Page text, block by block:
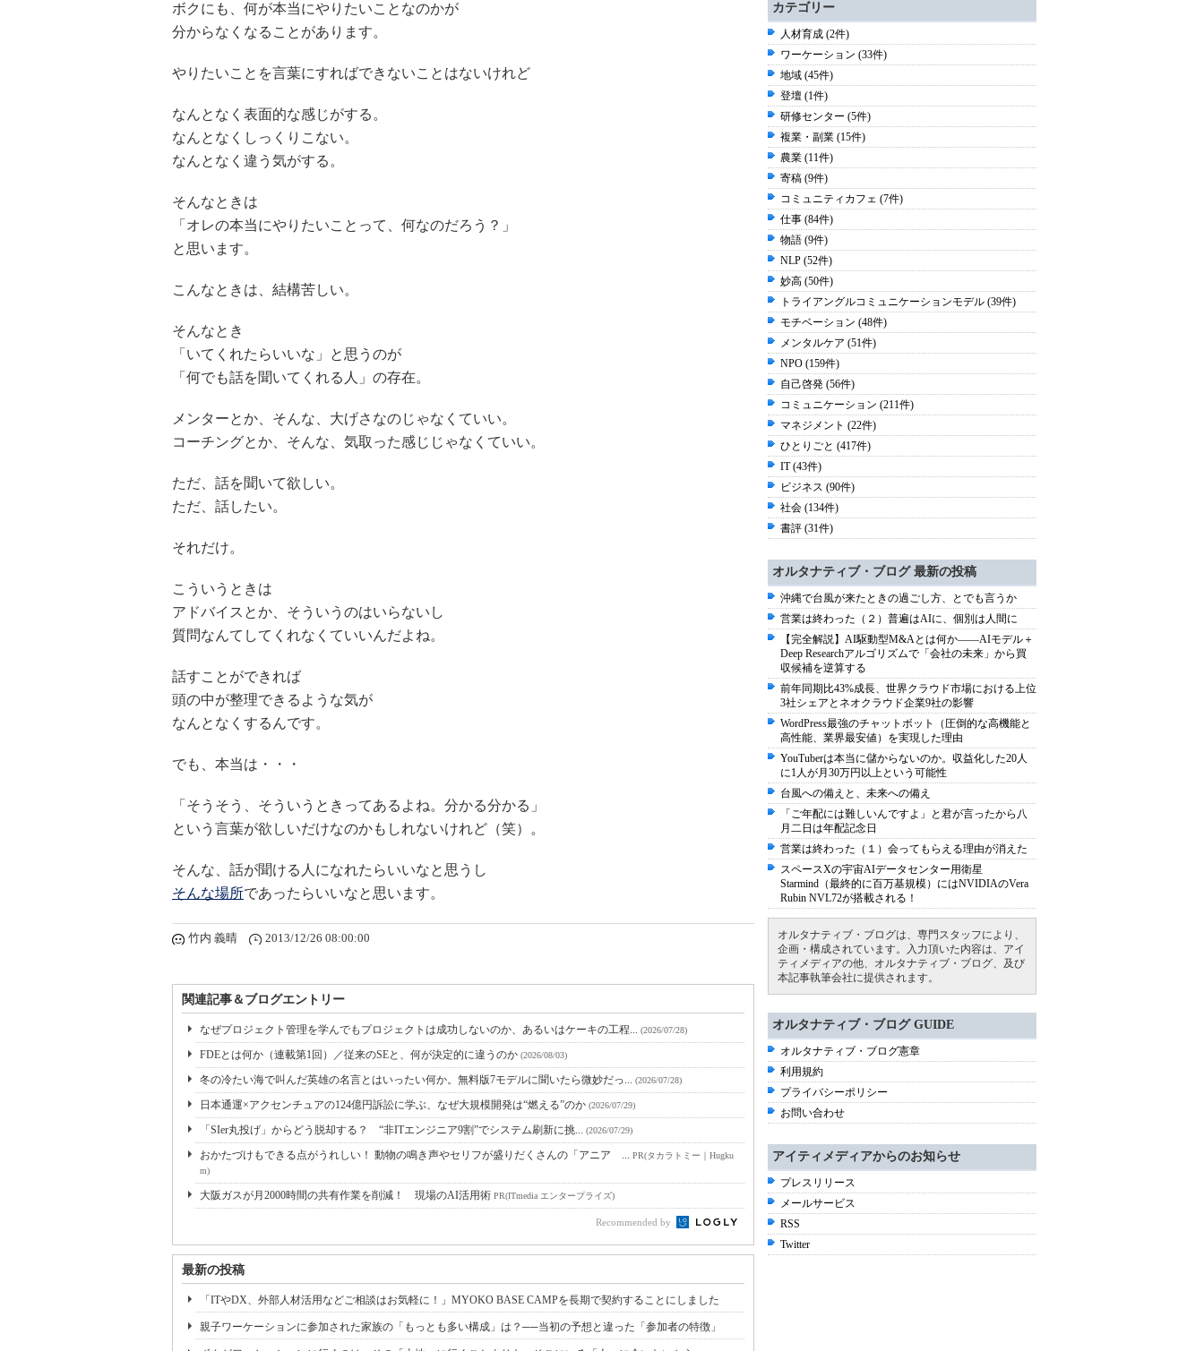
ボクにも、何が本当にやりたいことなのかが
分からなくなることがあります。
やりたいことを言葉にすればできないことはないけれど
なんとなく表面的な感じがする。
なんとなくしっくりこない。
なんとなく違う気がする。
そんなときは
「オレの本当にやりたいことって、何なのだろう？」
と思います。
こんなときは、結構苦しい。
そんなとき
「いてくれたらいいな」と思うのが
「何でも話を聞いてくれる人」の存在。
メンターとか、そんな、大げさなのじゃなくていい。
コーチングとか、そんな、気取った感じじゃなくていい。
ただ、話を聞いて欲しい。
ただ、話したい。
それだけ。
こういうときは
アドバイスとか、そういうのはいらないし
質問なんてしてくれなくていいんだよね。
話すことができれば
頭の中が整理できるような気が
なんとなくするんです。
でも、本当は・・・
「そうそう、そういうときってあるよね。分かる分かる」
という言葉が欲しいだけなのかもしれないけれど（笑）。
そんな、話が聞ける人になれたらいいなと思うし
そんな場所であったらいいなと思います。
竹内 義晴 2013/12/26 08:00:00
関連記事＆ブログエントリー
なぜプロジェクト管理を学んでもプロジェクトは成功しないのか、あるいはケーキの工程... (2026/07/28)
FDEとは何か（連載第1回）／従来のSEと、何が決定的に違うのか (2026/08/03)
冬の冷たい海で叫んだ英雄の名言とはいったい何か。無料版7モデルに聞いたら微妙だっ... (2026/07/28)
日本通運×アクセンチュアの124億円訴訟に学ぶ、なぜ大規模開発は“燃える”のか (2026/07/29)
「SIer丸投げ」からどう脱却する？ “非ITエンジニア9割”でシステム刷新に挑... (2026/07/29)
おかたづけもできる点がうれしい！ 動物の鳴き声やセリフが盛りだくさんの「アニア ... PR(タカラトミー｜Hugku
m)
大阪ガスが月2000時間の共有作業を削減！ 現場のAI活用術 PR(ITmedia エンタープライズ)
Recommended by
最新の投稿
「ITやDX、外部人材活用などご相談はお気軽に！」MYOKO BASE CAMPを長期で契約することにしました
親子ワーケーションに参加された家族の「もっとも多い構成」は？──当初の予想と違った「参加者の特徴」
カテゴリー
人材育成 (2件)
ワーケーション (33件)
地域 (45件)
登壇 (1件)
研修センター (5件)
複業・副業 (15件)
農業 (11件)
寄稿 (9件)
コミュニティカフェ (7件)
仕事 (84件)
物語 (9件)
NLP (52件)
妙高 (50件)
トライアングルコミュニケーションモデル (39件)
モチベーション (48件)
メンタルケア (51件)
NPO (159件)
自己啓発 (56件)
コミュニケーション (211件)
マネジメント (22件)
ひとりごと (417件)
IT (43件)
ビジネス (90件)
社会 (134件)
書評 (31件)
オルタナティブ・ブログ 最新の投稿
沖縄で台風が来たときの過ごし方、とでも言うか
営業は終わった（２）普遍はAIに、個別は人間に
【完全解説】AI駆動型M&Aとは何か――AIモデル＋
Deep Researchアルゴリズムで「会社の未来」から買
収候補を逆算する
前年同期比43%成長、世界クラウド市場における上位
3社シェアとネオクラウド企業9社の影響
WordPress最強のチャットボット（圧倒的な高機能と
高性能、業界最安値）を実現した理由
YouTuberは本当に儲からないのか。収益化した20人
に1人が月30万円以上という可能性
台風への備えと、未来への備え
「ご年配には難しいんですよ」と君が言ったから八
月二日は年配記念日
営業は終わった（１）会ってもらえる理由が消えた
スペースXの宇宙AIデータセンター用衛星
Starmind（最終的に百万基規模）にはNVIDIAのVera
Rubin NVL72が搭載される！
オルタナティブ・ブログは、専門スタッフにより、
企画・構成されています。入力頂いた内容は、アイ
ティメディアの他、オルタナティブ・ブログ、及び
本記事執筆会社に提供されます。
オルタナティブ・ブログ GUIDE
オルタナティブ・ブログ憲章
利用規約
プライバシーポリシー
お問い合わせ
アイティメディアからのお知らせ
プレスリリース
メールサービス
RSS
Twitter